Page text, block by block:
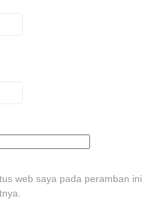
web saya pada peramban ini